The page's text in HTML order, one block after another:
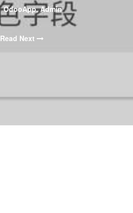
OdooApp, Admin
Read Next